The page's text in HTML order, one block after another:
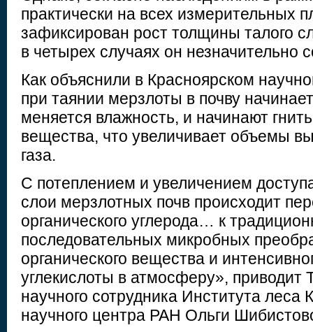
практически на всех измерительных
зафиксирован рост толщины талого
в четырех случаях он незначительно
Как объяснили в Красноярском
при таянии мерзлоты в почву
меняется влажность, и начинают
вещества, что увеличивает объемы
газа.
С потеплением и увеличением
слои мерзлотных почв происходит
органического углерода… к
последовательных микробных
органического вещества и
углекислоты в атмосферу»,
научного сотрудника Института леса
научного центра РАН Ольги